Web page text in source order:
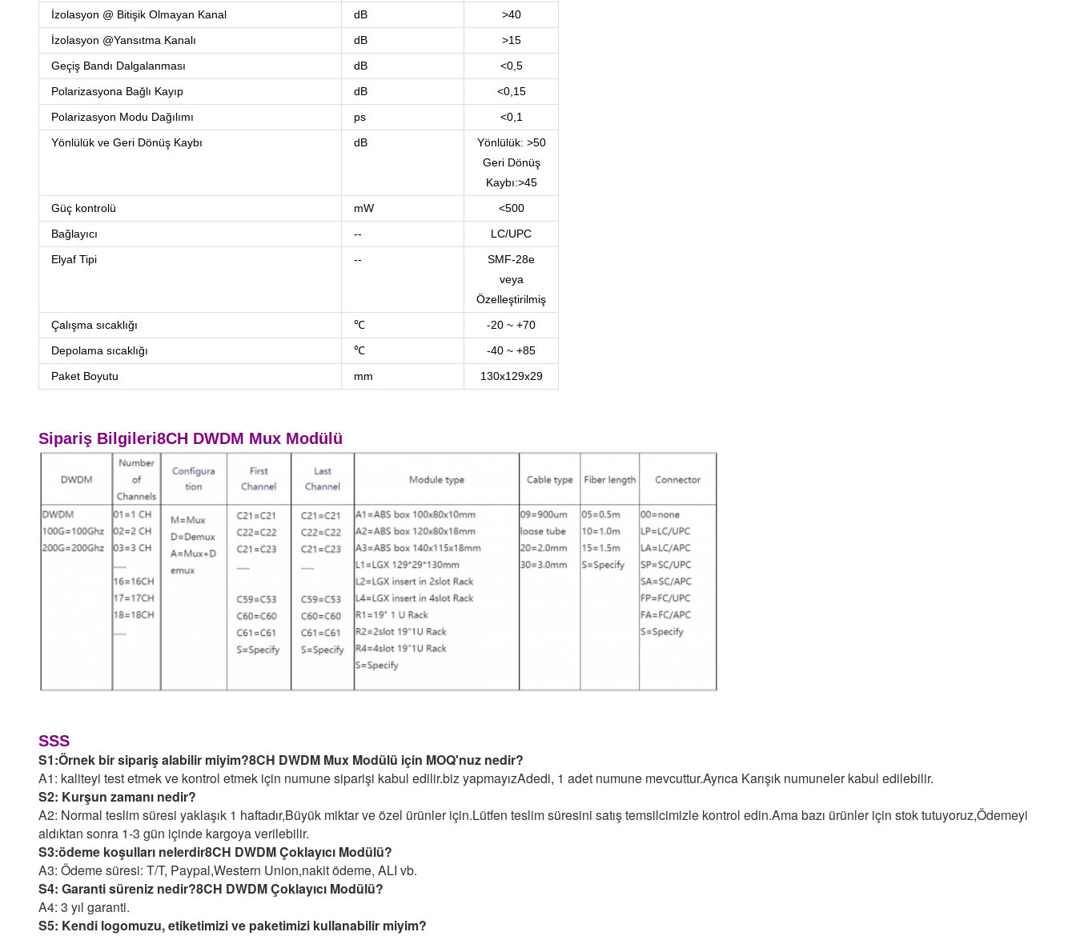
İzolasyon @ Bitişik Olmayan Kanal
dB
>40
İzolasyon @Yansıtma Kanalı
dB
>15
Geçiş Bandı Dalgalanması
dB
<0,5
Polarizasyona Bağlı Kayıp
dB
<0,15
Polarizasyon Modu Dağılımı
ps
<0,1
Yönlülük ve Geri Dönüş Kaybı
dB
Yönlülük: >50
Geri Dönüş
Kaybı:>45
Güç kontrolü
mW
<500
Bağlayıcı
--
LC/UPC
Elyaf Tipi
--
SMF-28e
veya
Özelleştirilmiş
Çalışma sıcaklığı
℃
-20 ~ +70
Depolama sıcaklığı
℃
-40 ~ +85
Paket Boyutu
mm 130x129x29
Sipariş Bilgileri8CH DWDM Mux Modülü
SSS
S1:Örnek bir sipariş alabilir miyim?8CH DWDM Mux Modülü için MOQ'nuz nedir?
A1: kaliteyi test etmek ve kontrol etmek için numune siparişi kabul edilir.biz yapmayızAdedi, 1 adet numune mevcuttur.Ayrıca Karışık numuneler kabul edilebilir.
S2: Kurşun zamanı nedir?
A2: Normal teslim süresi yaklaşık 1 haftadır,Büyük miktar ve özel ürünler için.Lütfen teslim süresini satış temsilcimizle kontrol edin.Ama bazı ürünler için stok tutuyoruz,Ödemeyi
aldıktan sonra 1-3 gün içinde kargoya verilebilir.
S3:ödeme koşulları nelerdir8CH DWDM Çoklayıcı Modülü?
A3: Ödeme süresi: T/T, Paypal,Western Union,nakit ödeme, ALI vb.
S4: Garanti süreniz nedir?8CH DWDM Çoklayıcı Modülü?
A4: 3 yıl garanti.
S5: Kendi logomuzu, etiketimizi ve paketimizi kullanabilir miyim?